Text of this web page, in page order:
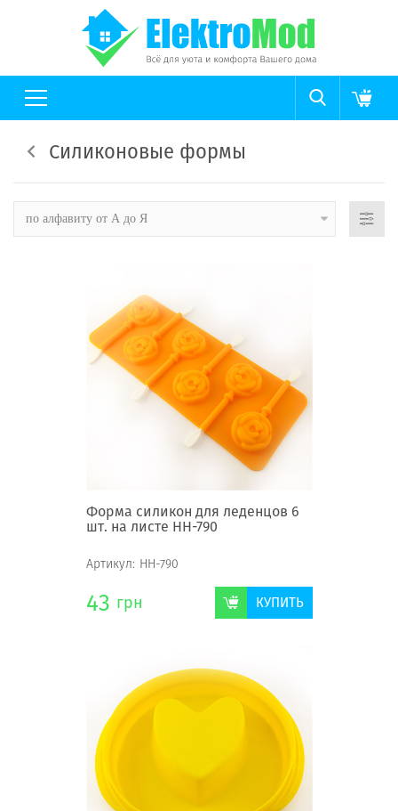
Силиконовые формы
по алфавиту от А до Я
Форма силикон для леденцов 6
шт. на листе НН-790
Артикул: НН-790
43 грн КУПИТЬ